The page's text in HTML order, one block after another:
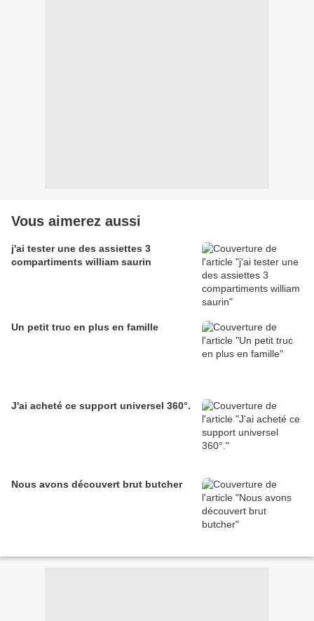
Vous aimerez aussi
j'ai tester une des assiettes 3
compartiments william saurin
Un petit truc en plus en famille
J'ai acheté ce support universel 360°.
Nous avons découvert brut butcher